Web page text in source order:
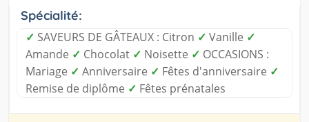
Spécialité:
✓ SAVEURS DE GÂTEAUX : Citron ✓ Vanille ✓
Amande ✓ Chocolat ✓ Noisette ✓ OCCASIONS :
Mariage ✓ Anniversaire ✓ Fêtes d'anniversaire ✓
Remise de diplôme ✓ Fêtes prénatales